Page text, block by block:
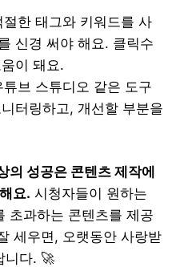
절한 태그와 키워드를 사
신경 써야 해요. 클릭수
이 돼요.
튜브 스튜디오 같은 도구
터링하고, 개선할 부분을
의 성공은 콘텐츠 제작에
요. 시청자들이 원하는
초과하는 콘텐츠를 제공
세우면, 오랫동안 사랑받
니다. 🚀